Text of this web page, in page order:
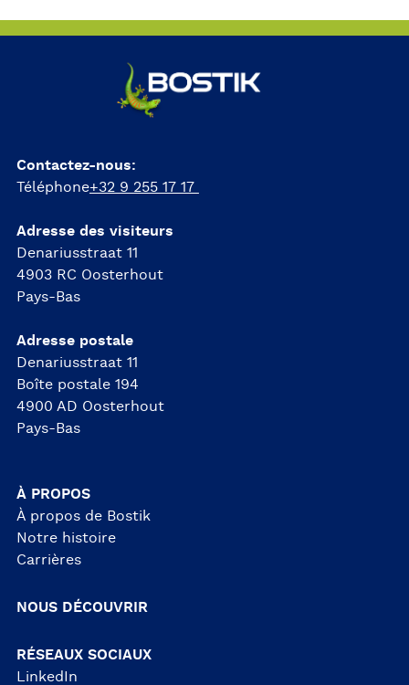
Contactez-nous:
Téléphone+32 9 255 17 17
Adresse des visiteurs
Denariusstraat 11
4903 RC Oosterhout
Pays-Bas
Adresse postale
Denariusstraat 11
Boîte postale 194
4900 AD Oosterhout
Pays-Bas
À PROPOS
À propos de Bostik
Notre histoire
Carrières
NOUS DÉCOUVRIR
RÉSEAUX SOCIAUX
LinkedIn